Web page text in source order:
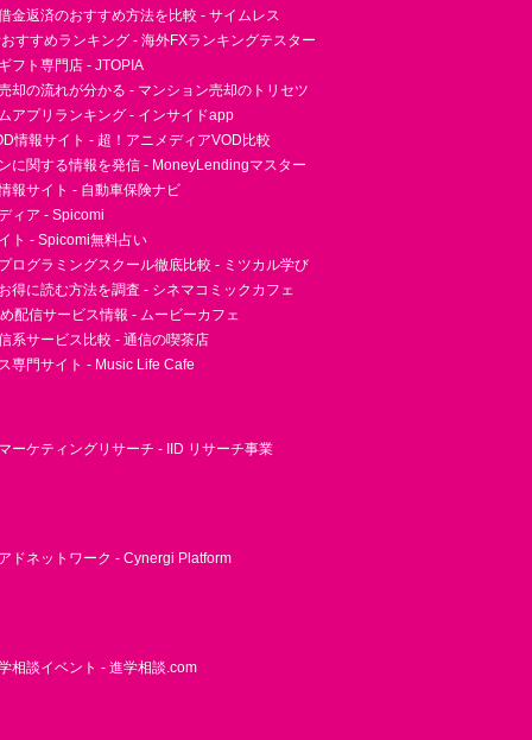
金返済のおすすめ方法を比較 - サイムレス
すすめランキング - 海外FXランキングテスター
フト専門店 - JTOPIA
却の流れが分かる - マンション売却のトリセツ
アプリランキング - インサイドapp
情報サイト - 超！アニメディアVOD比較
に関する情報を発信 - MoneyLendingマスター
報サイト - 自動車保険ナビ
ィア - Spicomi
ト - Spicomi無料占い
ログラミングスクール徹底比較 - ミツカル学び
得に読む方法を調査 - シネマコミックカフェ
配信サービス情報 - ムービーカフェ
系サービス比較 - 通信の喫茶店
専門サイト - Music Life Cafe
ーケティングリサーチ - IID リサーチ事業
ドネットワーク - Cynergi Platform
相談イベント - 進学相談.com